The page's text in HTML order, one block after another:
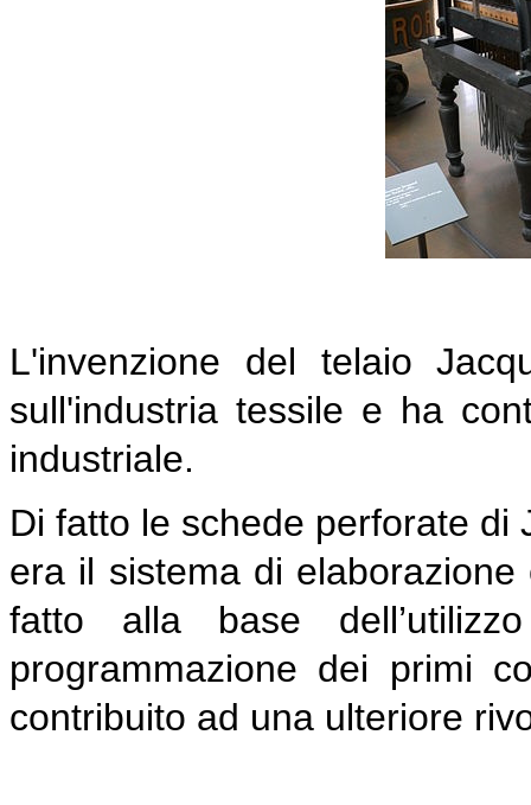
L'invenzione del telaio
sull'industria tessile e ha
industriale.
Di fatto le schede perforate di
era il sistema di
fatto alla base
programmazione dei primi
contribuito ad una ulteriore